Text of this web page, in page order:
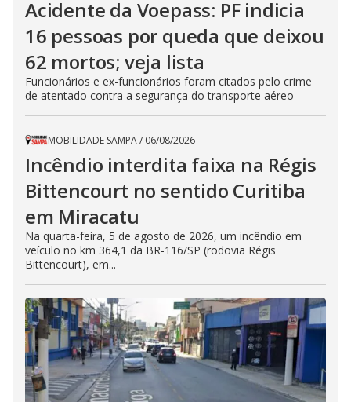
Acidente da Voepass: PF indicia
16 pessoas por queda que deixou
62 mortos; veja lista
Funcionários e ex-funcionários foram citados pelo crime
de atentado contra a segurança do transporte aéreo
MOBILIDADE SAMPA/ 06/08/2026
Incêndio interdita faixa na Régis
Bittencourt no sentido Curitiba
em Miracatu
Na quarta-feira, 5 de agosto de 2026, um incêndio em
veículo no km 364,1 da BR-116/SP (rodovia Régis
Bittencourt), em...